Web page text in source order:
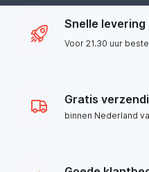
Snelle levering
Voor 21.30 uur
Gratis
binnen Nederland